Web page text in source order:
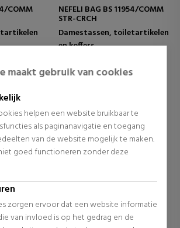
maakt gebruik van cookies
helpen een website bruikbaar te
als paginanavigatie en toegang
van de website mogelijk te maken.
goed functioneren zonder deze
zorgen ervoor dat een website informatie
van invloed is op het gedrag en de
COMM
NEFELI BAG BS 11954/COMM
STR-CRCH
Damestassen, toiletartikelen
en koffers
89,06 €
Normale prijs 125,00 €